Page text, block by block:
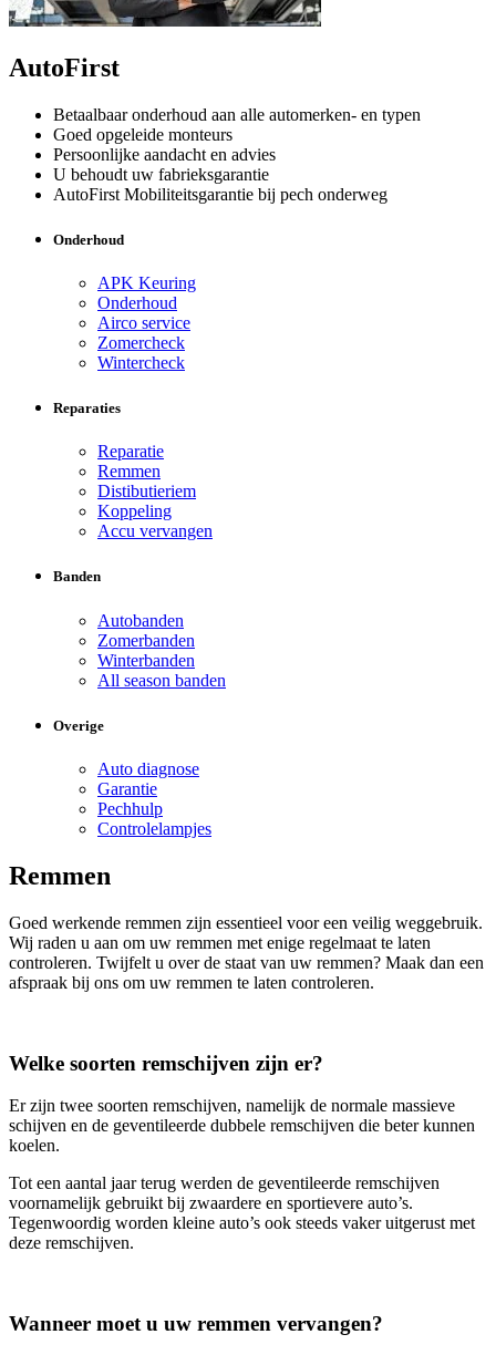
AutoFirst
Betaalbaar onderhoud aan alle automerken- en typen
Goed opgeleide monteurs
Persoonlijke aandacht en advies
U behoudt uw fabrieksgarantie
AutoFirst Mobiliteitsgarantie bij pech onderweg
Onderhoud
APK Keuring
Onderhoud
Airco service
Zomercheck
Wintercheck
Reparaties
Reparatie
Remmen
Distibutieriem
Koppeling
Accu vervangen
Banden
Autobanden
Zomerbanden
Winterbanden
All season banden
Overige
Auto diagnose
Garantie
Pechhulp
Controlelampjes
Remmen
Goed werkende remmen zijn essentieel voor een veilig weggebruik.
Wij raden u aan om uw remmen met enige regelmaat te laten
controleren. Twijfelt u over de staat van uw remmen? Maak dan een
afspraak bij ons om uw remmen te laten controleren.
Welke soorten remschijven zijn er?
Er zijn twee soorten remschijven, namelijk de normale massieve
schijven en de geventileerde dubbele remschijven die beter kunnen
koelen.
Tot een aantal jaar terug werden de geventileerde remschijven
voornamelijk gebruikt bij zwaardere en sportievere auto’s.
Tegenwoordig worden kleine auto’s ook steeds vaker uitgerust met
deze remschijven.
Wanneer moet u uw remmen vervangen?